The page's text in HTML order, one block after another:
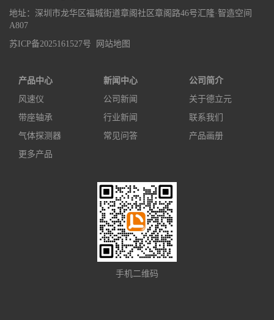
地址：深圳市龙华区福城街道章阁社区章阁路46号汇隆·智造空间
A807
苏ICP备2025161527号
网站地图
产品中心
风速仪
带座轴承
气体探测器
更多产品
新闻中心
公司新闻
行业新闻
常见问答
公司简介
关于德立元
联系我们
产品画册
手机二维码